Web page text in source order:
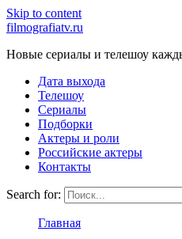
Skip to content
filmografiatv.ru
Новые сериалы и телешоу
Дата выхода
Телешоу
Сериалы
Подборки
Актеры и роли
Российские актеры
Контакты
Search for:
Главная